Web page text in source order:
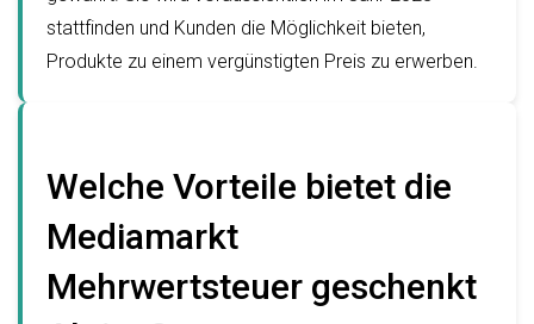
stattfinden und Kunden die Möglichkeit bieten,
Produkte zu einem vergünstigten Preis zu erwerben.
Welche Vorteile bietet die
Mediamarkt
Mehrwertsteuer geschenkt